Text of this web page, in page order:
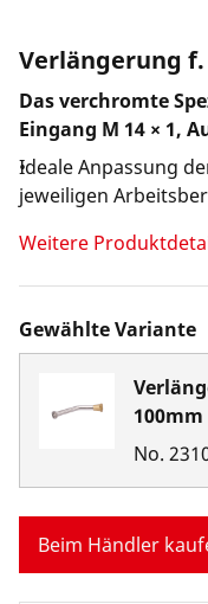
Verlängerung f.
Das verchromte
Eingang M 14 × 1,
Ideale Anpassung
jeweiligen
Weitere
Gewählte Variante
100mm
No.
Beim Händler